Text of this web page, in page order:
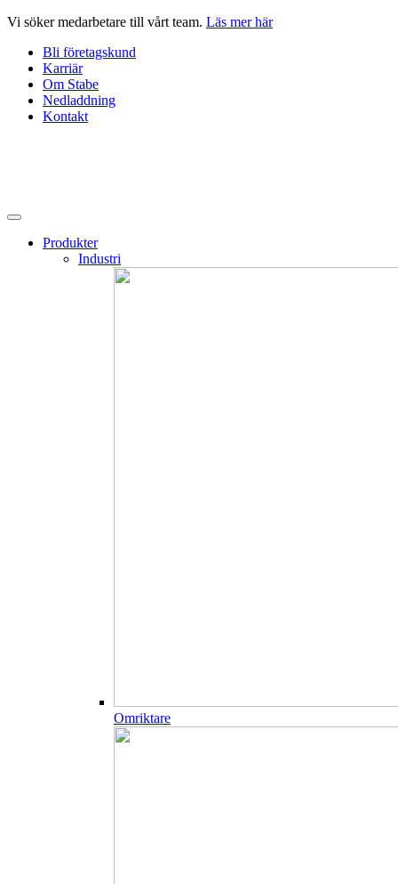
Hoppa
innehåll
Vi söker medarbetare till vårt team. Läs mer här
Bli företagskund
Karriär
Om Stabe
Nedladdning
Kontakt
Produkter
Industri
Omriktare